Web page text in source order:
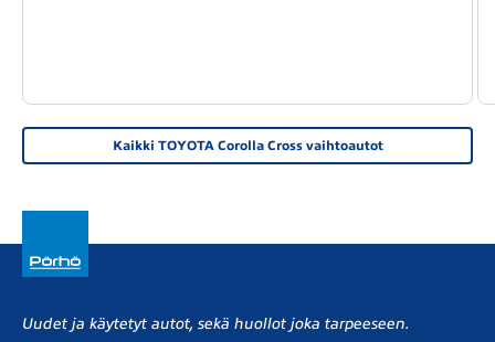
Kaikki TOYOTA Corolla Cross vaihtoautot
Uudet ja käytetyt autot, sekä huollot joka tarpeeseen.